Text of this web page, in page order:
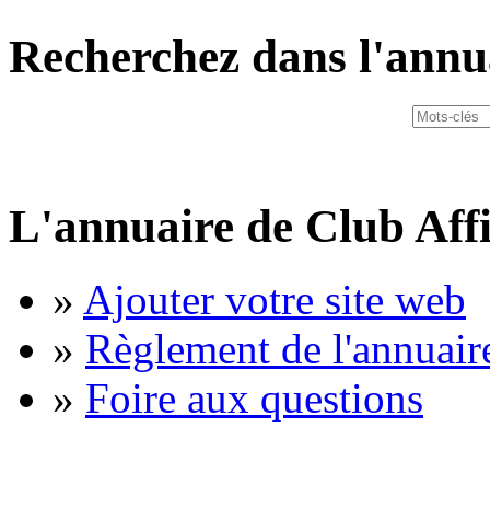
Recherchez dans
L'annuaire de Club
» Ajouter votre site web
» Règlement de
» Foire aux questions